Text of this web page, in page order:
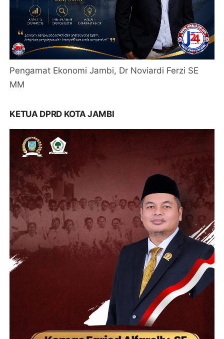
Pengamat Ekonomi Jambi, Dr Noviardi Ferzi SE
MM
KETUA DPRD KOTA JAMBI